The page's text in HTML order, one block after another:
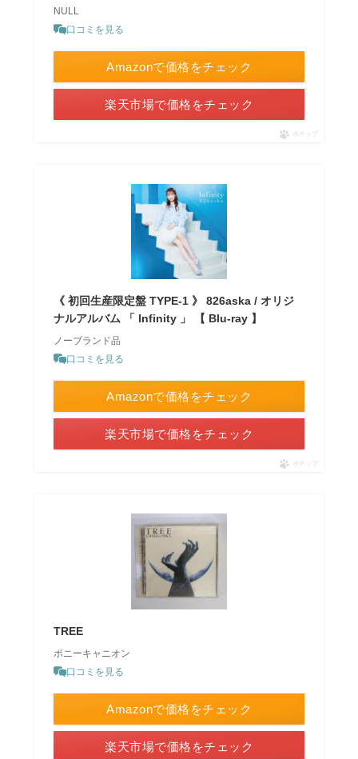
NULL
口コミを見る
Amazonで価格をチェック
楽天市場で価格をチェック
ポチップ
《 初回生産限定盤 TYPE-1 》 826aska / オリジ
ナルアルバム 「 Infinity 」 【 Blu-ray 】
ノーブランド品
口コミを見る
Amazonで価格をチェック
楽天市場で価格をチェック
ポチップ
TREE
ポニーキャニオン
口コミを見る
Amazonで価格をチェック
楽天市場で価格をチェック